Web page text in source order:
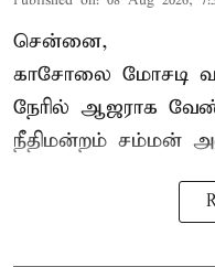
சென்னை,
காசோலை மோசடி
நேரில் ஆஜராக
நீதிமன்றம் சம்மன்